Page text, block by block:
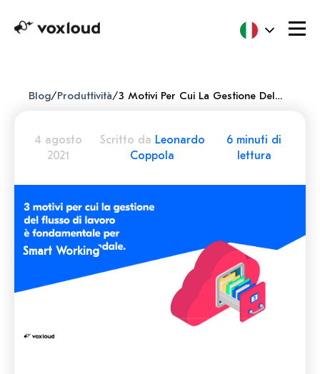
Blog/Produttività/ 3 Motivi Per Cui La Gestione Del Flusso Di Lavoro È Fondamentale Per Il Successo Aziendale
4 agosto
2021
Scritto da Leonardo
Coppola
6 minuti di
lettura
Smart Working